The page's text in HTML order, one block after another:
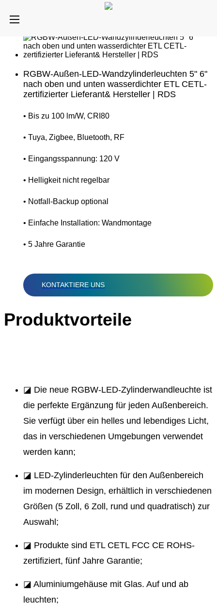
RGBW-Außen-LED-Wandzylinderleuchten 5" 6"
nach oben und unten wasserdichter ETL CETL-
zertifizierter Lieferant& Hersteller | RDS
• Bis zu 100 lm/W, CRI80
• Tuya, Zigbee, Bluetooth, RF
• Eingangsspannung: 120 V
• Helligkeit nicht regelbar
• Notfall-Backup optional
• Einfache Installation: Wandmontage
• 5 Jahre Garantie
KONTAKTIERE UNS
Produktvorteile
◪ Die neue RGBW-LED-Zylinderwandleuchte ist
die perfekte Ergänzung für jeden Außenbereich.
Sie verfügt über ein helles und lebendiges Licht,
das in verschiedenen Umgebungen verwendet
werden kann;
◪ LED-Zylinderleuchten für den Außenbereich
im modernen Design, erhältlich in verschiedenen
Größen (5 Zoll, 6 Zoll, rund und quadratisch) zur
Auswahl;
◪ Produkte sind ETL CETL FCC CE ROHS-
zertifiziert, fünf Jahre Garantie;
◪ Aluminiumgehäuse mit Glas. Auf und ab
leuchten;